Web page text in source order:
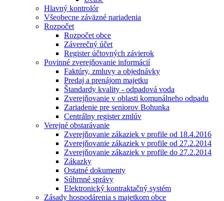
Hlavný kontrolór
Všeobecne záväzné nariadenia
Rozpočet
Rozpočet obce
Záverečný účet
Register účtovných závierok
Povinné zverejňovanie informácií
Faktúry, zmluvy a objednávky
Predaj a prenájom majetku
Štandardy kvality - odpadová voda
Zverejňovanie v oblasti komunálneho odpadu
Zariadenie pre seniorov Bohunka
Centrálny register zmlúv
Verejné obstarávanie
Zverejňovanie zákaziek v profile od 18.4.2016
Zverejňovanie zákaziek v profile od 27.2.2014
Zverejňovanie zákaziek v profile do 27.2.2014
Zákazky
Ostatné dokumenty
Súhrnné správy
Elektronický kontraktačný systém
Zásady hospodárenia s majetkom obce